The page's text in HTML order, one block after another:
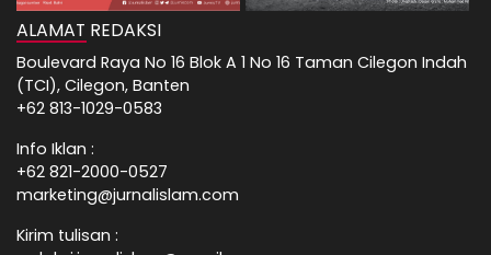
ALAMAT REDAKSI
Boulevard Raya No 16 Blok A 1 No 16 Taman Cilegon Indah
(TCI), Cilegon, Banten
+62 813-1029-0583
Info Iklan :
+62 821-2000-0527
marketing@jurnalislam.com
Kirim tulisan :